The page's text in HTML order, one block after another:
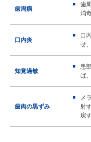
歯周病
歯
消
口内炎
口
せ
知覚過敏
患
ば
歯肉の黒ずみ
メ
射
戻